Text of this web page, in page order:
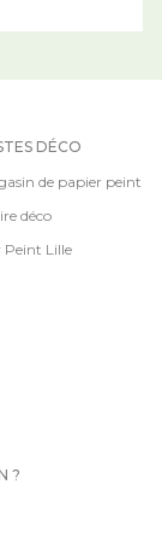
DÉCO
de papier peint
déco
Peint Lille
?